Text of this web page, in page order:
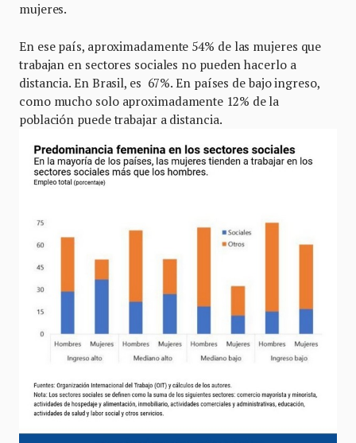
mujeres.
En ese país, aproximadamente 54% de las mujeres que
trabajan en sectores sociales no pueden hacerlo a
distancia. En Brasil, es 67%. En países de bajo ingreso,
como mucho solo aproximadamente 12% de la
población puede trabajar a distancia.